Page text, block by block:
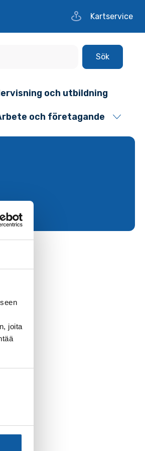
joita
Kartservice
Sök
och utbildning
och företagande